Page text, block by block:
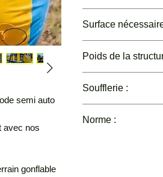
semi auto
avec nos
gonflable
Surface
Poids de la
Soufflerie :
Norme :